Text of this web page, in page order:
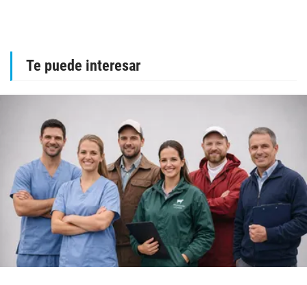
Te puede interesar